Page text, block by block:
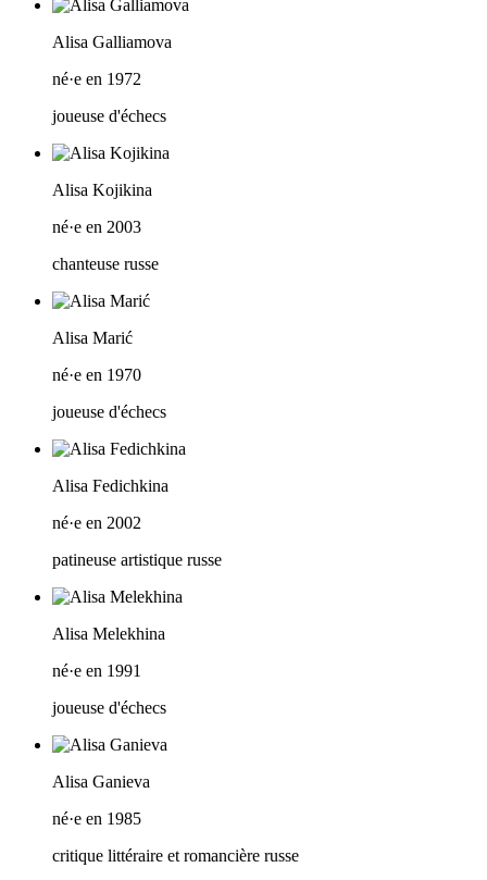
Alisa Galliamova
né·e en 1972
joueuse d'échecs
Alisa Kojikina
né·e en 2003
chanteuse russe
Alisa Marić
né·e en 1970
joueuse d'échecs
Alisa Fedichkina
né·e en 2002
patineuse artistique russe
Alisa Melekhina
né·e en 1991
joueuse d'échecs
Alisa Ganieva
né·e en 1985
critique littéraire et romancière russe